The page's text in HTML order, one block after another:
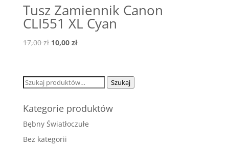
Tusz Zamiennik Canon
CLI551 XL Cyan
17,00zł Pierwotna
17,00 zł.
10,00 złAktualna
10,00 zł.
Szukaj: Szukaj
Kategorie produktów
Bębny Światłoczułe
Bez kategorii